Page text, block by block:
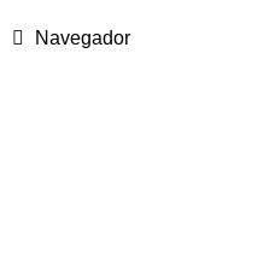
Navegación
Anterior:
Navegador